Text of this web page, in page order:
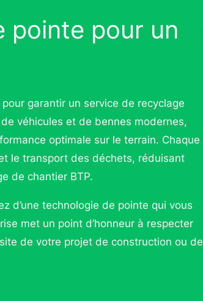
pointe pour un
garantir un service de recyclage
véhicules et de bennes modernes,
optimale sur le terrain. Chaque
le transport des déchets, réduisant
de chantier BTP.
d’une technologie de pointe qui vous
met un point d’honneur à respecter
de votre projet de construction ou de